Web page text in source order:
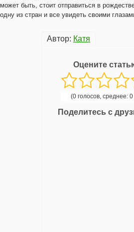
может быть, стоит отправиться в
одну из стран и все увидеть своими
Автор: Катя
Оцените
(0 голосов, среднее:
Поделитесь с